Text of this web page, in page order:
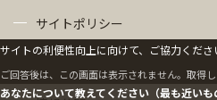
サイトポリシー
サイトの利便性向上に向けて、ご協力くださ
ご回答後は、この画面は表示されません。取得
あなたについて教えてください（最も近いも